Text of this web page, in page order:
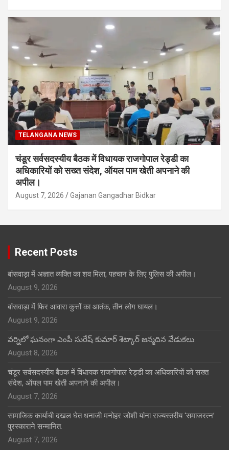
TELANGANA NEWS
चंडूर सर्वसदस्यीय बैठक में विधायक राजगोपाल रेड्डी का
अधिकारियों को सख्त संदेश, ऑयल पाम खेती अपनाने की
अपील।
August 7, 2026 Gajanan Gangadhar Bidkar
Recent Posts
बांसवाड़ा में अज्ञात व्यक्ति का शव मिला, पहचान के लिए पुलिस की अपील।
August 9, 2026
बांसवाड़ा में फिर आवारा कुत्तों का आतंक, तीन लोग घायल।
August 9, 2026
వర్నిలో ఘనంగా ఎంపీ సురేష్ కుమార్ శెట్కార్ జన్మదిన వేడుకలు.
August 8, 2026
चंडूर सर्वसदस्यीय बैठक में विधायक राजगोपाल रेड्डी का अधिकारियों को सख्त
संदेश, ऑयल पाम खेती अपनाने की अपील।
August 7, 2026
सामाजिक कार्याची दखल घेत धनाजी मनोहर जोशी यांना राज्यस्तरीय ‘समाजरत्न’
पुरस्काराने सन्मानित.
August 7, 2026